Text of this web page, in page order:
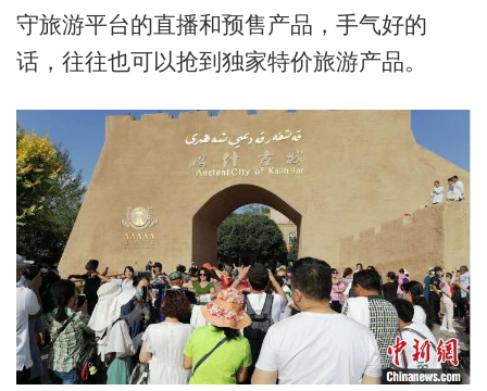
守旅游平台的直播和预售产品，手气好的
话，往往也可以抢到独家特价旅游产品。